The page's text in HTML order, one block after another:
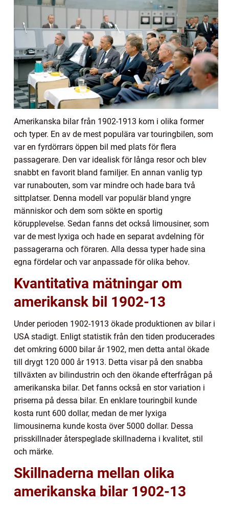
Amerikanska bilar från 1902-1913 kom i olika former
och typer. En av de mest populära var touringbilen, som
var en fyrdörrars öppen bil med plats för flera
passagerare. Den var idealisk för långa resor och blev
snabbt en favorit bland familjer. En annan vanlig typ
var runabouten, som var mindre och hade bara två
sittplatser. Denna modell var populär bland yngre
människor och dem som sökte en sportig
körupplevelse. Sedan fanns det också limousiner, som
var de mest lyxiga och hade en separat avdelning för
passagerarna och föraren. Alla dessa typer hade sina
egna fördelar och var anpassade för olika behov.
Kvantitativa mätningar om
amerikansk bil 1902-13
Under perioden 1902-1913 ökade produktionen av bilar i
USA stadigt. Enligt statistik från den tiden producerades
det omkring 6000 bilar år 1902, men detta antal ökade
till drygt 120 000 år 1913. Detta visar på den snabba
tillväxten av bilindustrin och den ökande efterfrågan på
amerikanska bilar. Det fanns också en stor variation i
priserna på dessa bilar. En enklare touringbil kunde
kosta runt 600 dollar, medan de mer lyxiga
limousinerna kunde kosta över 5000 dollar. Dessa
prisskillnader återspeglade skillnaderna i kvalitet, stil
och märke.
Skillnaderna mellan olika
amerikanska bilar 1902-13